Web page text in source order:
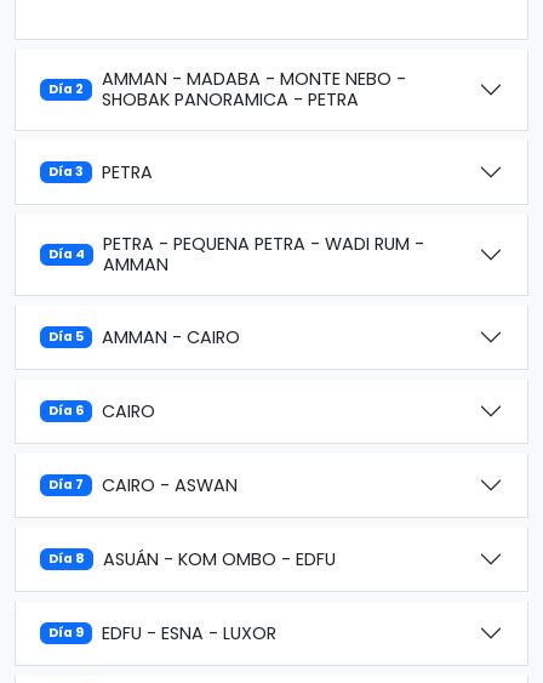
Día 2
AMMAN - MADABA - MONTE NEBO -
SHOBAK PANORAMICA - PETRA
Día 3 PETRA
Día 4
PETRA - PEQUENA PETRA - WADI RUM -
AMMAN
Día 5 AMMAN - CAIRO
Día 6 CAIRO
Día 7 CAIRO - ASWAN
Día 8 ASUÁN - KOM OMBO - EDFU
Día 9 EDFU - ESNA - LUXOR